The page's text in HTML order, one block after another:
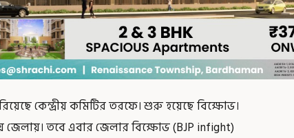
কেন্দ্রীয় কমিটির তরফে। শুরু হয়েছে বিক্ষোভ।
জেলায়। তবে এবার জেলার বিক্ষোভ (BJP infight)